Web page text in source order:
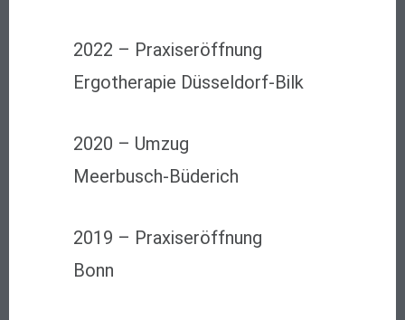
2022 – Praxiseröffnung
Ergotherapie Düsseldorf-Bilk
2020 – Umzug
Meerbusch-Büderich
2019 – Praxiseröffnung
Bonn